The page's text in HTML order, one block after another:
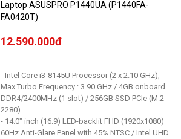
Laptop ASUSPRO P1440UA (P1440FA-
FA0420T)
12.590.000đ
- Intel Core i3-8145U Processor (2 x 2.10 GHz),
Max Turbo Frequency : 3.90 GHz / 4GB onboard
DDR4/2400MHz (1 slot) / 256GB SSD PCIe (M.2
2280)
- 14.0" inch (16:9) LED-backlit FHD (1920x1080)
60Hz Anti-Glare Panel with 45% NTSC / Intel UHD